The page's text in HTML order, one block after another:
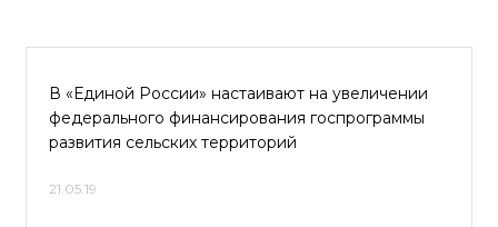
В «Единой России» настаивают на увеличении
федерального финансирования госпрограммы
развития сельских территорий
21.05.19